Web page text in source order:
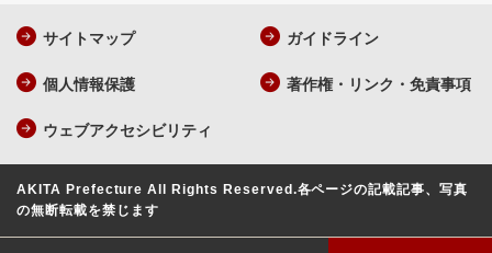
サイトマップ ガイドライン
個人情報保護 著作権・リンク・免責事項
ウェブアクセシビリティ
AKITA Prefecture All Rights Reserved.各ページの記載記事、写真
の無断転載を禁じます